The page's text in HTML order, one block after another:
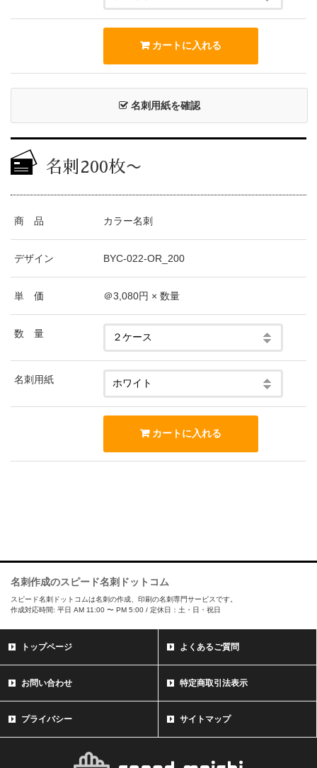
名刺用紙を確認
名刺200枚〜
商 品 カラー名刺
デザイン BYC-022-OR_200
単 価 ＠3,080円 × 数量
数 量
名刺用紙
名刺作成のスピード名刺ドットコム
スピード名刺ドットコムは名刺の作成、印刷の名刺専門サービスです。
作成対応時間: 平日 AM 11:00 〜 PM 5:00 / 定休日：土・日・祝日
トップページ よくあるご質問
お問い合わせ 特定商取引法表示
プライバシー サイトマップ